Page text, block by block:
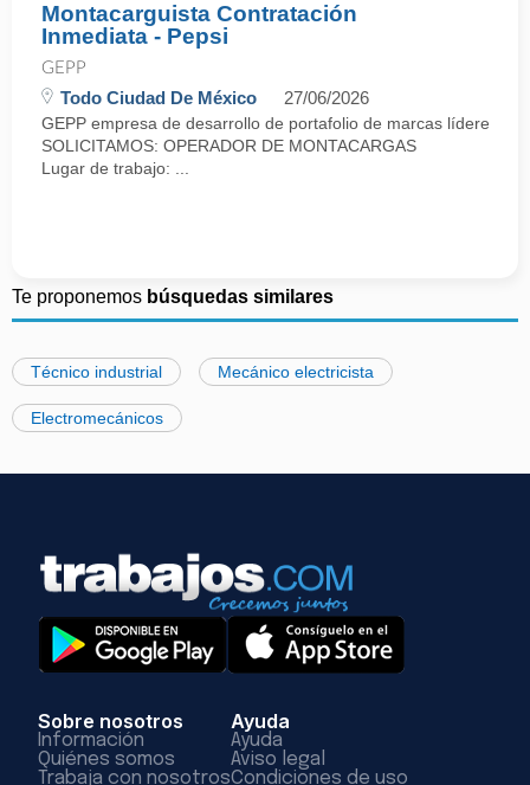
Montacarguista Contratación
Inmediata - Pepsi
GEPP
Todo Ciudad De México 27/06/2026
GEPP empresa de desarrollo de portafolio de marcas líderes
SOLICITAMOS: OPERADOR DE MONTACARGAS
Lugar de trabajo: ...
Te proponemos búsquedas similares
Técnico industrial Mecánico electricista
Electromecánicos
Sobre nosotros
Información
Quiénes somos
Trabaja con nosotros
Ayuda
Ayuda
Aviso legal
Condiciones de uso